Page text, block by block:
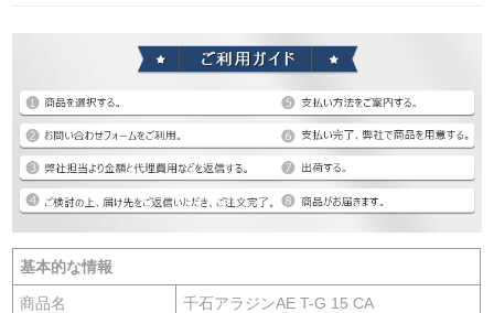
基本的な情報
商品名 千石アラジンAE T-G 15 CA